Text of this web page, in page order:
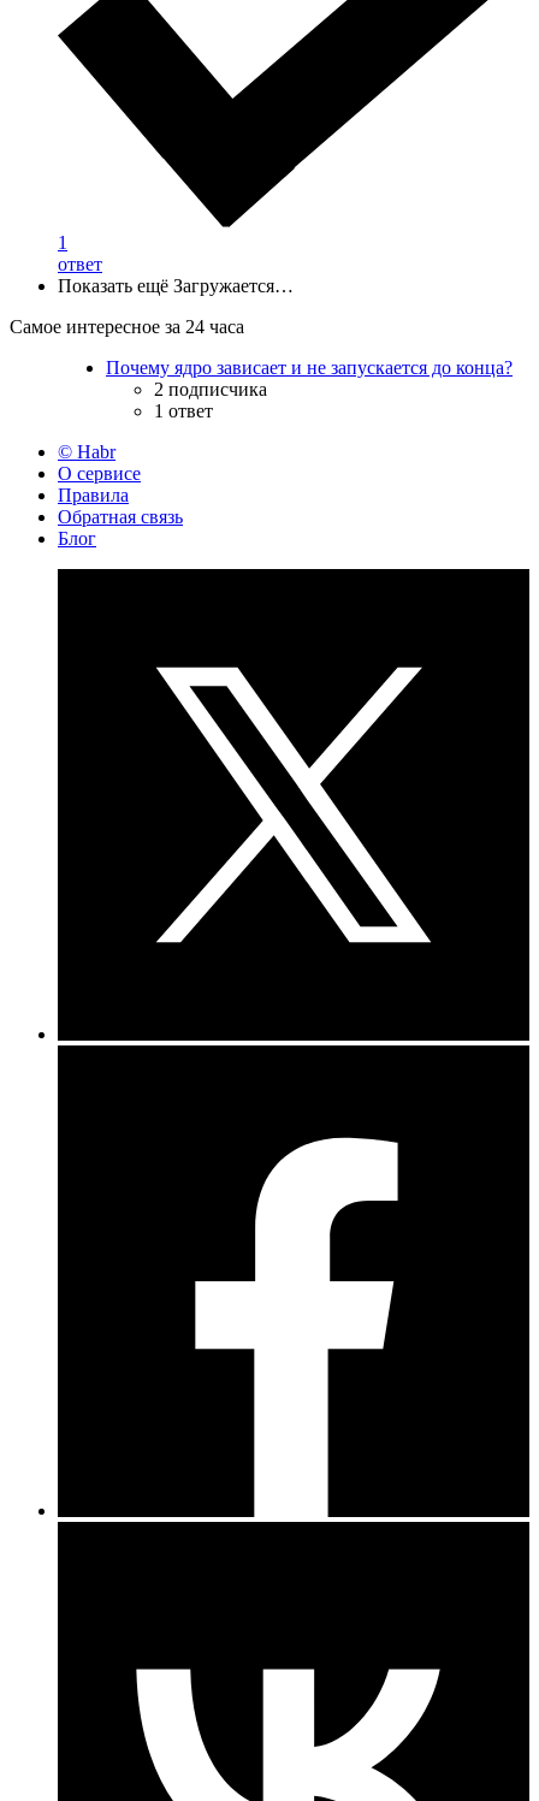
1
ответ
Показать ещё Загружается…
Самое интересное за 24 часа
Почему ядро зависает и не запускается до конца?
2 подписчика
1 ответ
© Habr
О сервисе
Правила
Обратная связь
Блог